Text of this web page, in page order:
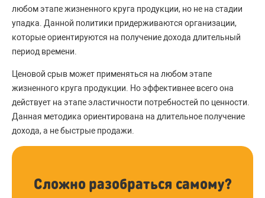
любом этапе жизненного круга продукции, но не на стадии
упадка. Данной политики придерживаются организации,
которые ориентируются на получение дохода длительный
период времени.
Ценовой срыв может применяться на любом этапе
жизненного круга продукции. Но эффективнее всего она
действует на этапе эластичности потребностей по ценности.
Данная методика ориентирована на длительное получение
дохода, а не быстрые продажи.
Сложно разобраться самому?